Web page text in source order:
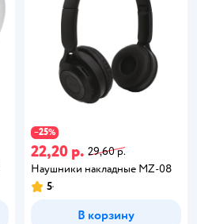
−25%
22,20 р. 29,60 р.
Наушники накладные MZ-08
5
В корзину